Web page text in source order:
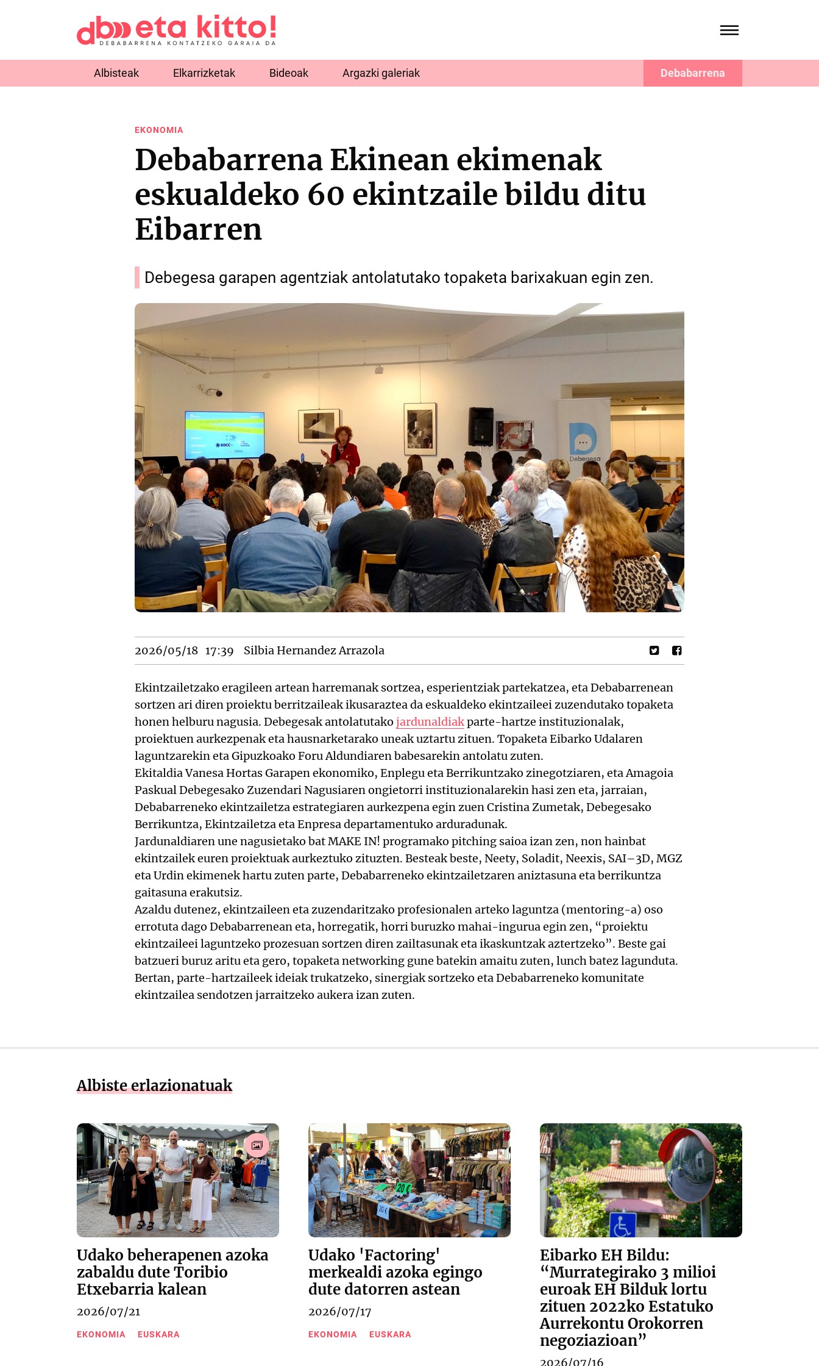
Albisteak Elkarrizketak Bideoak Argazki galeriak Debabarrena
EKONOMIA
Debabarrena Ekinean ekimenak
eskualdeko 60 ekintzaile bildu ditu
Eibarren
Debegesa garapen agentziak antolatutako topaketa barixakuan egin zen.
2026/05/18 17:39 Silbia Hernandez Arrazola
Ekintzailetzako eragileen artean harremanak sortzea, esperientziak partekatzea, eta Debabarrenean
sortzen ari diren proiektu berritzaileak ikusaraztea da eskualdeko ekintzaileei zuzendutako topaketa
honen helburu nagusia. Debegesak antolatutako jardunaldiakparte-hartze instituzionalak,
proiektuen aurkezpenak eta hausnarketarako uneak uztartu zituen. Topaketa Eibarko Udalaren
laguntzarekin eta Gipuzkoako Foru Aldundiaren babesarekin antolatu zuten.
Ekitaldia Vanesa Hortas Garapen ekonomiko, Enplegu eta Berrikuntzako zinegotziaren, eta Amagoia
Paskual Debegesako Zuzendari Nagusiaren ongietorri instituzionalarekin hasi zen eta, jarraian,
Debabarreneko ekintzailetza estrategiaren aurkezpena egin zuen Cristina Zumetak, Debegesako
Berrikuntza, Ekintzailetza eta Enpresa departamentuko arduradunak.
Jardunaldiaren une nagusietako bat MAKE IN! programako pitching saioa izan zen, non hainbat
ekintzailek euren proiektuak aurkeztuko zituzten. Besteak beste, Neety, Soladit, Neexis, SAI–3D, MGZ
eta Urdin ekimenek hartu zuten parte, Debabarreneko ekintzailetzaren aniztasuna eta berrikuntza
gaitasuna erakutsiz.
Azaldu dutenez, ekintzaileen eta zuzendaritzako profesionalen arteko laguntza (mentoring-a) oso
errotuta dago Debabarrenean eta, horregatik, horri buruzko mahai-ingurua egin zen, “proiektu
ekintzaileei laguntzeko prozesuan sortzen diren zailtasunak eta ikaskuntzak aztertzeko”. Beste gai
batzueri buruz aritu eta gero, topaketa networking gune batekin amaitu zuten, lunch batez lagunduta.
Bertan, parte-hartzaileek ideiak trukatzeko, sinergiak sortzeko eta Debabarreneko komunitate
ekintzailea sendotzen jarraitzeko aukera izan zuten.
Albiste erlazionatuak
Udako beherapenen azoka
zabaldu dute Toribio
Etxebarria kalean
2026/07/21
EKONOMIA EUSKARA
Udako 'Factoring'
merkealdi azoka egingo
dute datorren astean
2026/07/17
EKONOMIA EUSKARA
Eibarko EH Bildu:
“Murrategirako 3 milioi
euroak EH Bilduk lortu
zituen 2022ko Estatuko
Aurrekontu Orokorren
negoziazioan”
2026/07/16